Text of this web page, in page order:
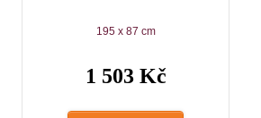
195 x 87 cm
1 503 Kč